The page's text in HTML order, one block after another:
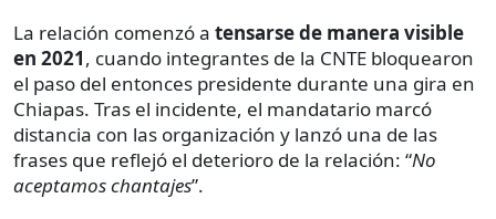
La relación comenzó a tensarse de manera visible
en 2021, cuando integrantes de la CNTE bloquearon
el paso del entonces presidente durante una gira en
Chiapas. Tras el incidente, el mandatario marcó
distancia con las organización y lanzó una de las
frases que reflejó el deterioro de la relación: “No
aceptamos chantajes”.